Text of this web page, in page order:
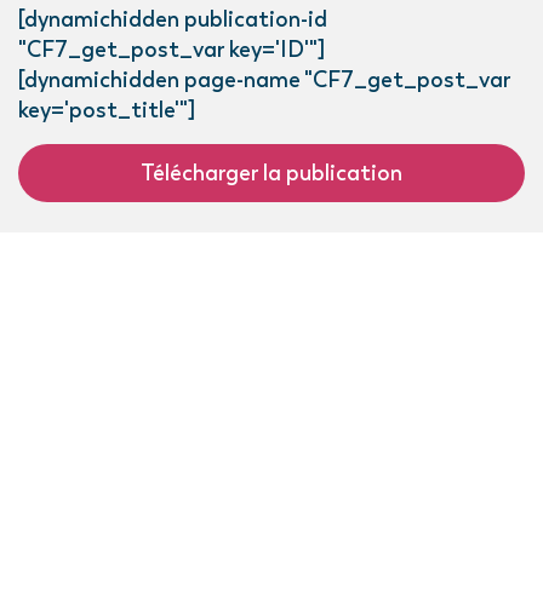
[dynamichidden publication-id
"CF7_get_post_var key='ID'"]
[dynamichidden page-name "CF7_get_post_var
key='post_title'"]